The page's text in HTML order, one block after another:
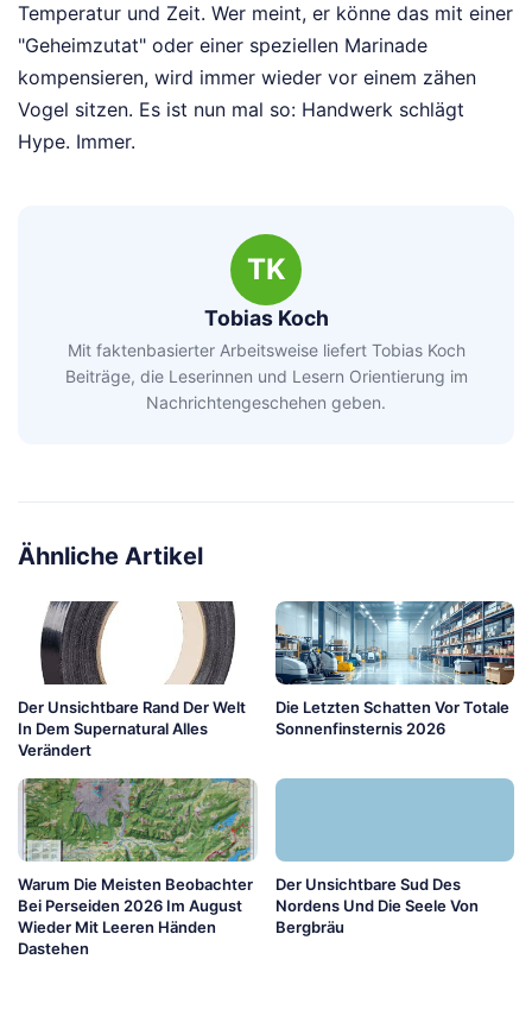
Temperatur und Zeit. Wer meint, er könne das mit einer
"Geheimzutat" oder einer speziellen Marinade
kompensieren, wird immer wieder vor einem zähen
Vogel sitzen. Es ist nun mal so: Handwerk schlägt
Hype. Immer.
TK
Tobias Koch
Mit faktenbasierter Arbeitsweise liefert Tobias Koch
Beiträge, die Leserinnen und Lesern Orientierung im
Nachrichtengeschehen geben.
Ähnliche Artikel
Der Unsichtbare Rand Der Welt
In Dem Supernatural Alles
Verändert
Die Letzten Schatten Vor Totale
Sonnenfinsternis 2026
Warum Die Meisten Beobachter
Bei Perseiden 2026 Im August
Wieder Mit Leeren Händen
Dastehen
Der Unsichtbare Sud Des
Nordens Und Die Seele Von
Bergbräu